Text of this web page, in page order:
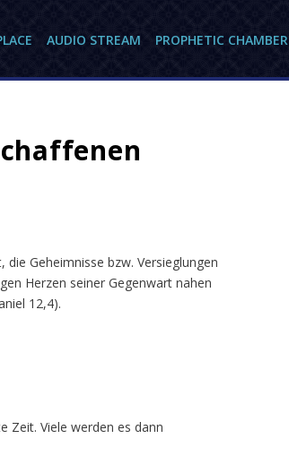
AUDIO STREAM PROPHETIC CHAMBER
Geheimnisse bzw. Versieglungen
Herzen seiner Gegenwart nahen
12,4).
Zeit. Viele werden es dann